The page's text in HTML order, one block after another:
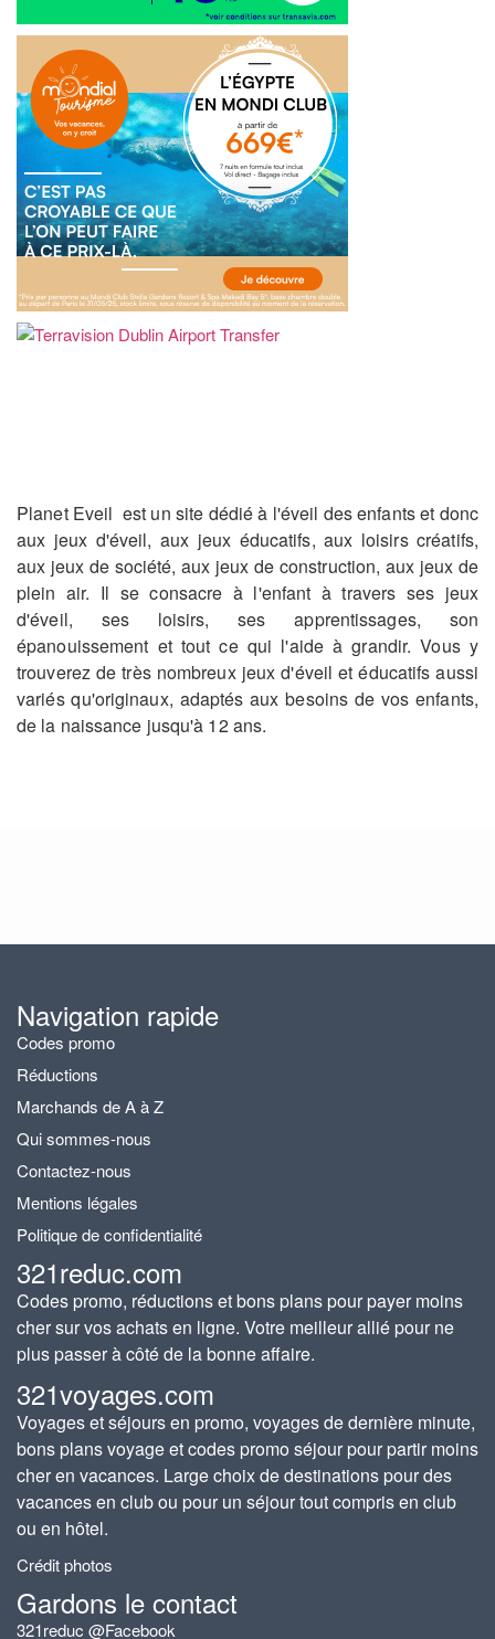
Planet Eveil est un site dédié à l'éveil des enfants et donc
aux jeux d'éveil, aux jeux éducatifs, aux loisirs créatifs,
aux jeux de société, aux jeux de construction, aux jeux de
plein air. Il se consacre à l'enfant à travers ses jeux
d'éveil, ses loisirs, ses apprentissages, son
épanouissement et tout ce qui l'aide à grandir. Vous y
trouverez de très nombreux jeux d'éveil et éducatifs aussi
variés qu'originaux, adaptés aux besoins de vos enfants,
de la naissance jusqu'à 12 ans.
Navigation rapide
Codes promo
Réductions
Marchands de A à Z
Qui sommes-nous
Contactez-nous
Mentions légales
Politique de confidentialité
321reduc.com
Codes promo, réductions et bons plans pour payer moins
cher sur vos achats en ligne. Votre meilleur allié pour ne
plus passer à côté de la bonne affaire.
321voyages.com
Voyages et séjours en promo, voyages de dernière minute,
bons plans voyage et codes promo séjour pour partir moins
cher en vacances. Large choix de destinations pour des
vacances en club ou pour un séjour tout compris en club
ou en hôtel.
Crédit photos
Gardons le contact
321reduc @Facebook